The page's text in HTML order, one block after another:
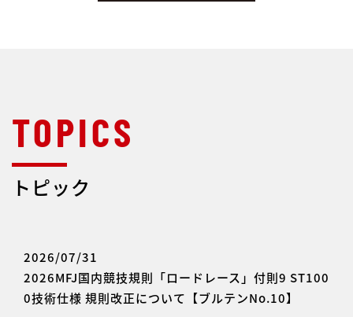
トピック
2026/07/31
2026MFJ国内競技規則「ロードレース」付則9 ST100
0技術仕様 規則改正について【ブルテンNo.10】